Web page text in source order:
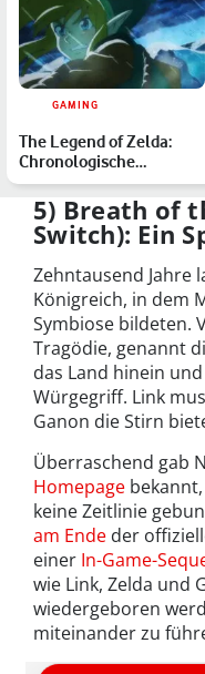
GAMING
The Legend of Zelda:
Chronologische
Reihenfolge aller Spiele
5) Breath of
Switch): Ein
Zehntausend Jahre
Königreich, in dem
Symbiose bildeten.
Tragödie, genannt
das Land hinein
Würgegriff. Link
Ganon die Stirn
Überraschend gab
Homepage
keine Zeitlinie
am Ende der
einer In-Game-
wie Link, Zelda und
wiedergeboren
miteinander zu